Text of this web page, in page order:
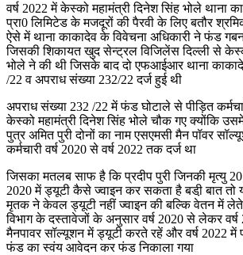
वर्ष 2022 में केस्को महामंत्री दिनेश सिंह भोले थाना
प्रा0 लिमिटेड के मजदूरों की पैरवी के लिए बतौर
ऐसे में थाना काकादेव के विवेचना अधिकारी ने फंड
जिसकी शिकायत खुद सेन्ट्रल विजिलेंस दिल्ली से
भोले ने की थी जिसके बाद दो एफआईआर थाना
/22 व अपराध संख्या 232/22 दर्ज हुई थी
अपराध संख्या 232 /22 में फंड घोटाले से पीड़ित
केस्को महामंत्री दिनेश सिंह भोले चौक गए क्योंकि
पुत्र अमित पुरी दोनों का नाम एसएमसी मैन पॉवर
कर्मचारी वर्ष 2020 से वर्ष 2022 तक दर्ज था
जिसका मतलब साफ है कि प्रदीप पुरी जिनकी मृत्यु
2020 में ड्यूटी कैसे ज्वाइन कर सकता है बडी़ बात तो
मृतक ने केवल ड्यूटी नहीं ज्वाइन की बल्कि वेतन में
विभाग के दस्तावेजों के अनुसार वर्ष 2020 से लेकर
मैनपावर सॉल्यूशन में ड्यूटी करते रहें और वर्ष 2022 में
फंड का स्वंय आवेदन कर फंड निकाला गया